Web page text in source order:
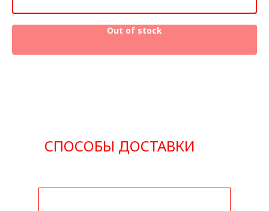
Out of stock
СПОСОБЫ ДОСТАВКИ